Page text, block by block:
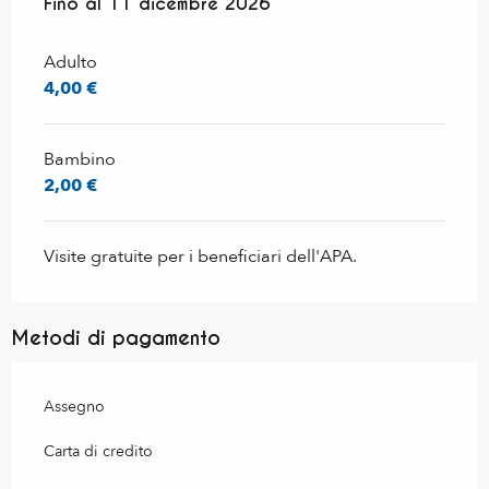
Adulto
4,00 €
Bambino
2,00 €
Visite gratuite per i beneficiari dell'APA.
Metodi di pagamento
Assegno
Carta di credito